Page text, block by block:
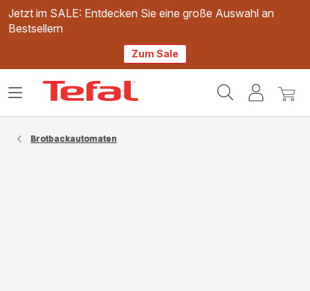
Jetzt im SALE: Entdecken Sie eine große Auswahl an
Bestsellern
Zum Sale
Mein
Mein
Das
Brotbackautomaten